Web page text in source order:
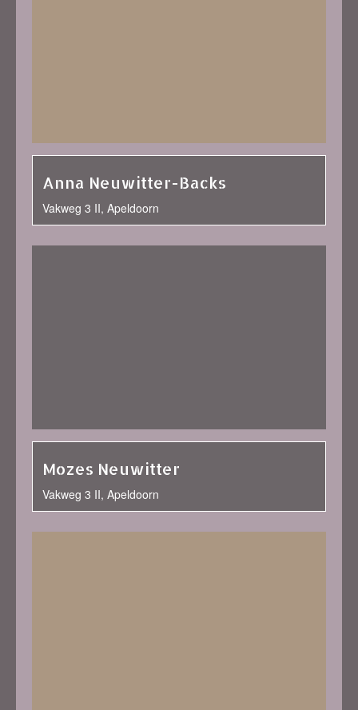
Anna Neuwitter-Backs
Vakweg 3 II, Apeldoorn
Mozes Neuwitter
Vakweg 3 II, Apeldoorn